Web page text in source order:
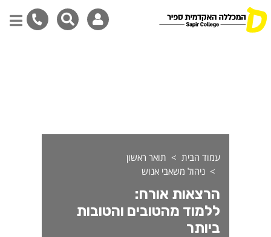
עמוד הבית
תואר ראשון
ניהול משאבי אנוש
הרצאות אורח:
ללמוד מהטובים והטובות
ביותר